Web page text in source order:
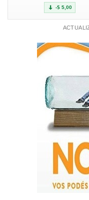
-$ 5,00